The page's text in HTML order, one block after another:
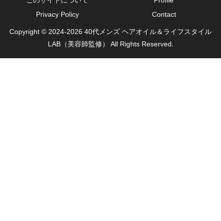
Privacy Policy
Contact
Copyright © 2024-2026 40代メンズ ヘアオイル＆ライフスタイル
LAB（美容師監修） All Rights Reserved.